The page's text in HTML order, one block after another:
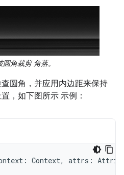
圆角裁剪 角落。
圆角，并应用内边距来保持
，如下图所示 示例：
: Context, attrs :